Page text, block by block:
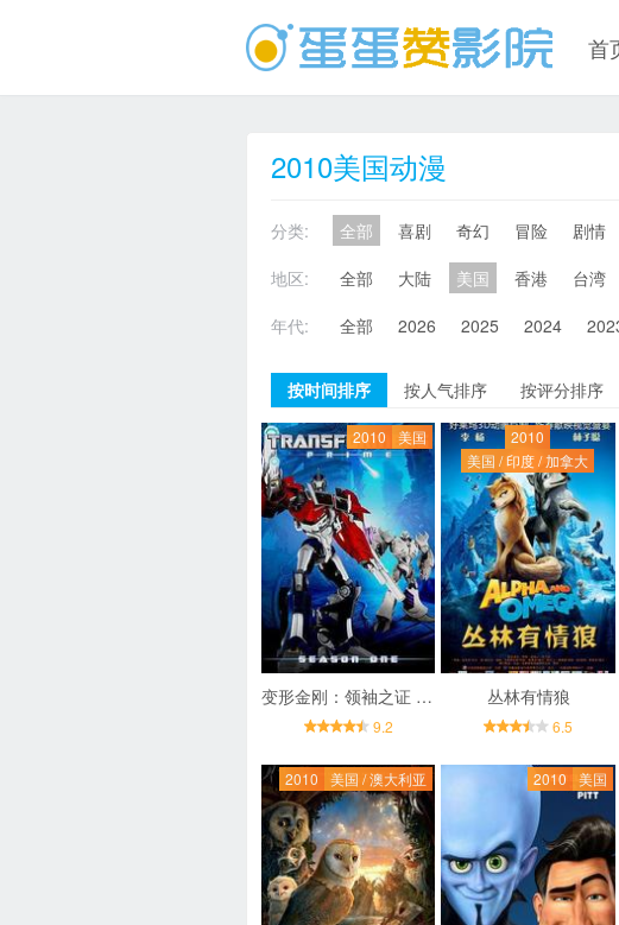
首
2010美国动漫
分类: 全部 喜剧 奇幻 冒险 剧情
地区:
全部 大陆 美国 香港 台湾
年代:
全部 2026 2025 2024
按时间排序 按人气排序 按评分排序
2010 美国
变形金刚：领袖之证 第一季
9.2
2010
美国 / 印度 / 加拿大
丛林有情狼
6.5
2010 美国 / 澳大利亚 2010 美国